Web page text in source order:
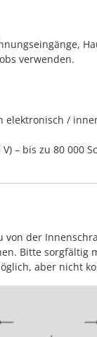
verwenden.
elektronisch /
– bis zu 80 000
von der
Bitte sorgfältig
aber nicht